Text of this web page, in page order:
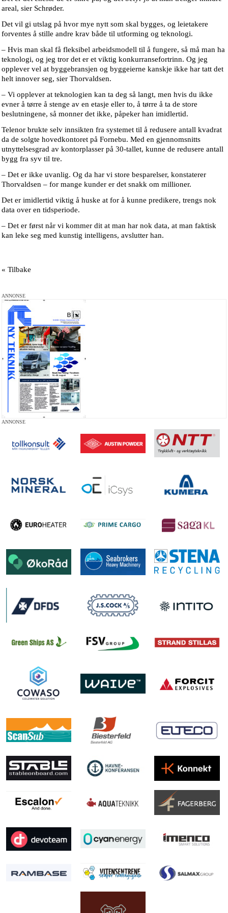
areal, sier Schrøder.
Det vil gi utslag på hvor mye nytt som skal bygges, og leietakere
forventes å stille andre krav både til utforming og teknologi.
– Hvis man skal få fleksibel arbeidsmodell til å fungere, så må man ha
teknologi, og jeg tror det er et viktig konkurransefortrinn. Og jeg
opplever vel at byggebransjen og byggeierne kanskje ikke har tatt det
helt innover seg, sier Thorvaldsen.
– Vi opplever at teknologien kan ta deg så langt, men hvis du ikke
evner å tørre å stenge av en etasje eller to, å tørre å ta de store
beslutningene, så monner det ikke, påpeker han imidlertid.
Telenor brukte selv innsikten fra systemet til å redusere antall kvadrat
da de solgte hovedkontoret på Fornebu. Med en gjennomsnitts
utnyttelsesgrad av kontorplasser på 30-tallet, kunne de redusere antall
bygg fra syv til tre.
– Det er ikke uvanlig. Og da har vi store besparelser, konstaterer
Thorvaldsen – for mange kunder er det snakk om millioner.
Det er imidlertid viktig å huske at for å kunne predikere, trengs nok
data over en tidsperiode.
– Det er først når vi kommer dit at man har nok data, at man faktisk
kan leke seg med kunstig intelligens, avslutter han.
« Tilbake
ANNONSE
ANNONSE